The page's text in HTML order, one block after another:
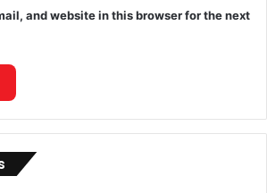
and website in this browser for the next